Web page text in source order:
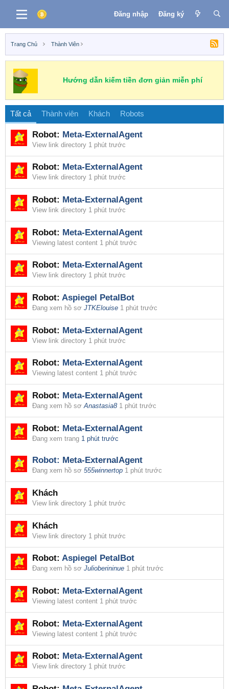
Đăng nhập Đăng ký
Trang Chủ Thành Viên
Hướng dẫn kiếm tiền đơn giản miễn phí
Tất cả Thành viên Khách Robots
Robot: Meta-ExternalAgent
View link directory 1 phút trước
Robot: Meta-ExternalAgent
View link directory 1 phút trước
Robot: Meta-ExternalAgent
View link directory 1 phút trước
Robot: Meta-ExternalAgent
Viewing latest content 1 phút trước
Robot: Meta-ExternalAgent
View link directory 1 phút trước
Robot: Aspiegel PetalBot
Đang xem hồ sơ JTKElouise 1 phút trước
Robot: Meta-ExternalAgent
View link directory 1 phút trước
Robot: Meta-ExternalAgent
Viewing latest content 1 phút trước
Robot: Meta-ExternalAgent
Đang xem hồ sơAnastasia8 1 phút trước
Robot: Meta-ExternalAgent
Đang xem trang 1 phút trước
Robot: Meta-ExternalAgent
Đang xem hồ sơ 555winnertop 1 phút trước
Khách
View link directory 1 phút trước
Khách
View link directory 1 phút trước
Robot: Aspiegel PetalBot
Đang xem hồ sơ Julioberininue 1 phút trước
Robot: Meta-ExternalAgent
Viewing latest content 1 phút trước
Robot: Meta-ExternalAgent
Viewing latest content 1 phút trước
Robot: Meta-ExternalAgent
View link directory 1 phút trước